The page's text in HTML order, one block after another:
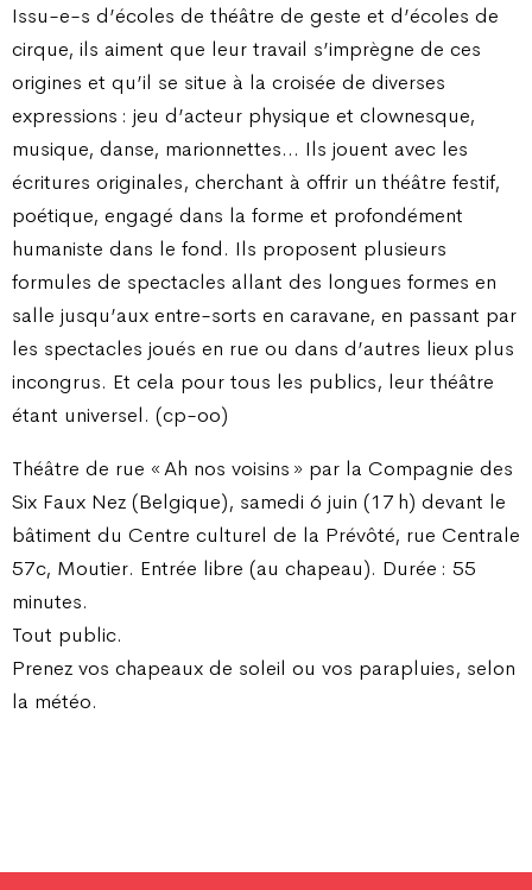
Issu-e-s d’écoles de théâtre de geste et d’écoles de
cirque, ils aiment que leur travail s’imprègne de ces
origines et qu’il se situe à la croisée de diverses
expressions : jeu d’acteur physique et clownesque,
musique, danse, marionnettes… Ils jouent avec les
écritures originales, cherchant à offrir un théâtre festif,
poétique, engagé dans la forme et profondément
humaniste dans le fond. Ils proposent plusieurs
formules de spectacles allant des longues formes en
salle jusqu’aux entre-sorts en caravane, en passant par
les spectacles joués en rue ou dans d’autres lieux plus
incongrus. Et cela pour tous les publics, leur théâtre
étant universel. (cp-oo)
Théâtre de rue « Ah nos voisins » par la Compagnie des
Six Faux Nez (Belgique), samedi 6 juin (17 h) devant le
bâtiment du Centre culturel de la Prévôté, rue Centrale
57c, Moutier. Entrée libre (au chapeau). Durée : 55
minutes.
Tout public.
Prenez vos chapeaux de soleil ou vos parapluies, selon
la météo.